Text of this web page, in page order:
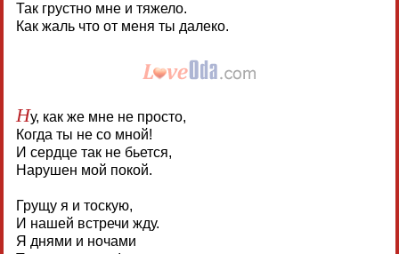
Так грустно мне и тяжело.
Как жаль что от меня ты далеко.
Ну, как же мне не просто,
Когда ты не со мной!
И сердце так не бьется,
Нарушен мой покой.
Грущу я и тоскую,
И нашей встречи жду.
Я днями и ночами